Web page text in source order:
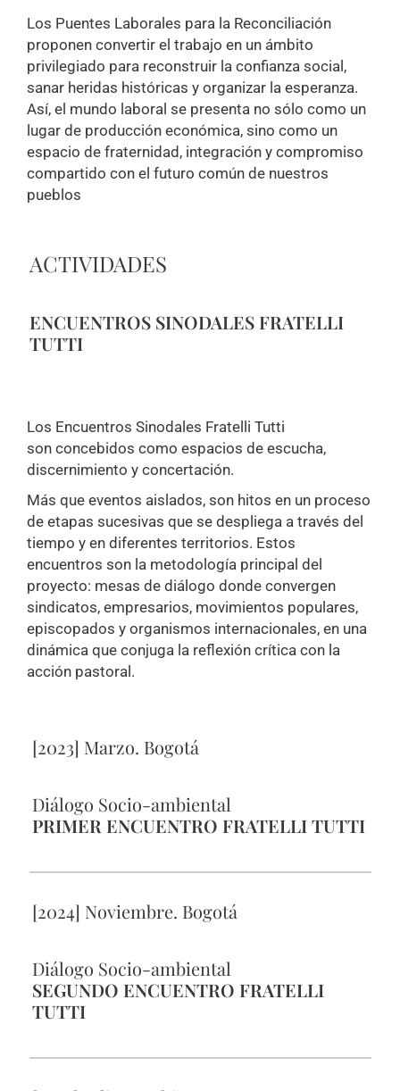
Los Puentes Laborales para la Reconciliación
proponen convertir el trabajo en un ámbito
privilegiado para reconstruir la confianza social,
sanar heridas históricas y organizar la esperanza.
Así, el mundo laboral se presenta no sólo como un
lugar de producción económica, sino como un
espacio de fraternidad, integración y compromiso
compartido con el futuro común de nuestros
pueblos
ACTIVIDADES
ENCUENTROS SINODALES FRATELLI
TUTTI
Los Encuentros Sinodales Fratelli Tutti
son concebidos como espacios de escucha,
discernimiento y concertación.
Más que eventos aislados, son hitos en un proceso
de etapas sucesivas que se despliega a través del
tiempo y en diferentes territorios. Estos
encuentros son la metodología principal del
proyecto: mesas de diálogo donde convergen
sindicatos, empresarios, movimientos populares,
episcopados y organismos internacionales, en una
dinámica que conjuga la reflexión crítica con la
acción pastoral.
[2023] Marzo. Bogotá
Diálogo Socio-ambiental
PRIMER ENCUENTRO FRATELLI TUTTI
[2024] Noviembre. Bogotá
Diálogo Socio-ambiental
SEGUNDO ENCUENTRO FRATELLI
TUTTI